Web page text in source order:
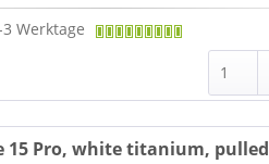
Werktage
15 Pro, white titanium, pulled